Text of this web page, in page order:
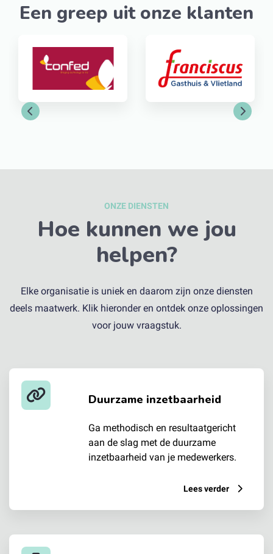
Een greep uit onze klanten
ONZE DIENSTEN
Hoe kunnen we jou
helpen?
Elke organisatie is uniek en daarom zijn onze diensten
deels maatwerk. Klik hieronder en ontdek onze oplossingen
voor jouw vraagstuk.
Duurzame inzetbaarheid
Ga methodisch en resultaatgericht
aan de slag met de duurzame
inzetbaarheid van je medewerkers.
Lees verder